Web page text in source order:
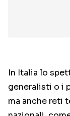
In Italia lo
generalisti o i
ma anche reti